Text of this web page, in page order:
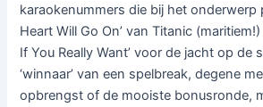
karaokenummers die bij het onderwerp
Heart Will Go On’ van Titanic
If You Really Want’ voor de jacht op de
‘winnaar’ van een spelbreak, degene
opbrengst of de mooiste bonusronde,